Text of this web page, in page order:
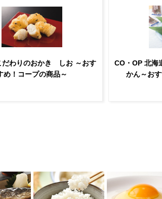
だわりのおかき しお ～おす
め！コープの商品～
CO・OP 北海
かん～お